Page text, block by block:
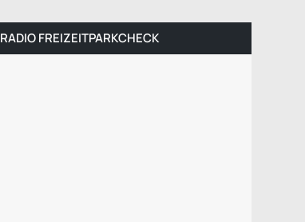
RADIO FREIZEITPARKCHECK